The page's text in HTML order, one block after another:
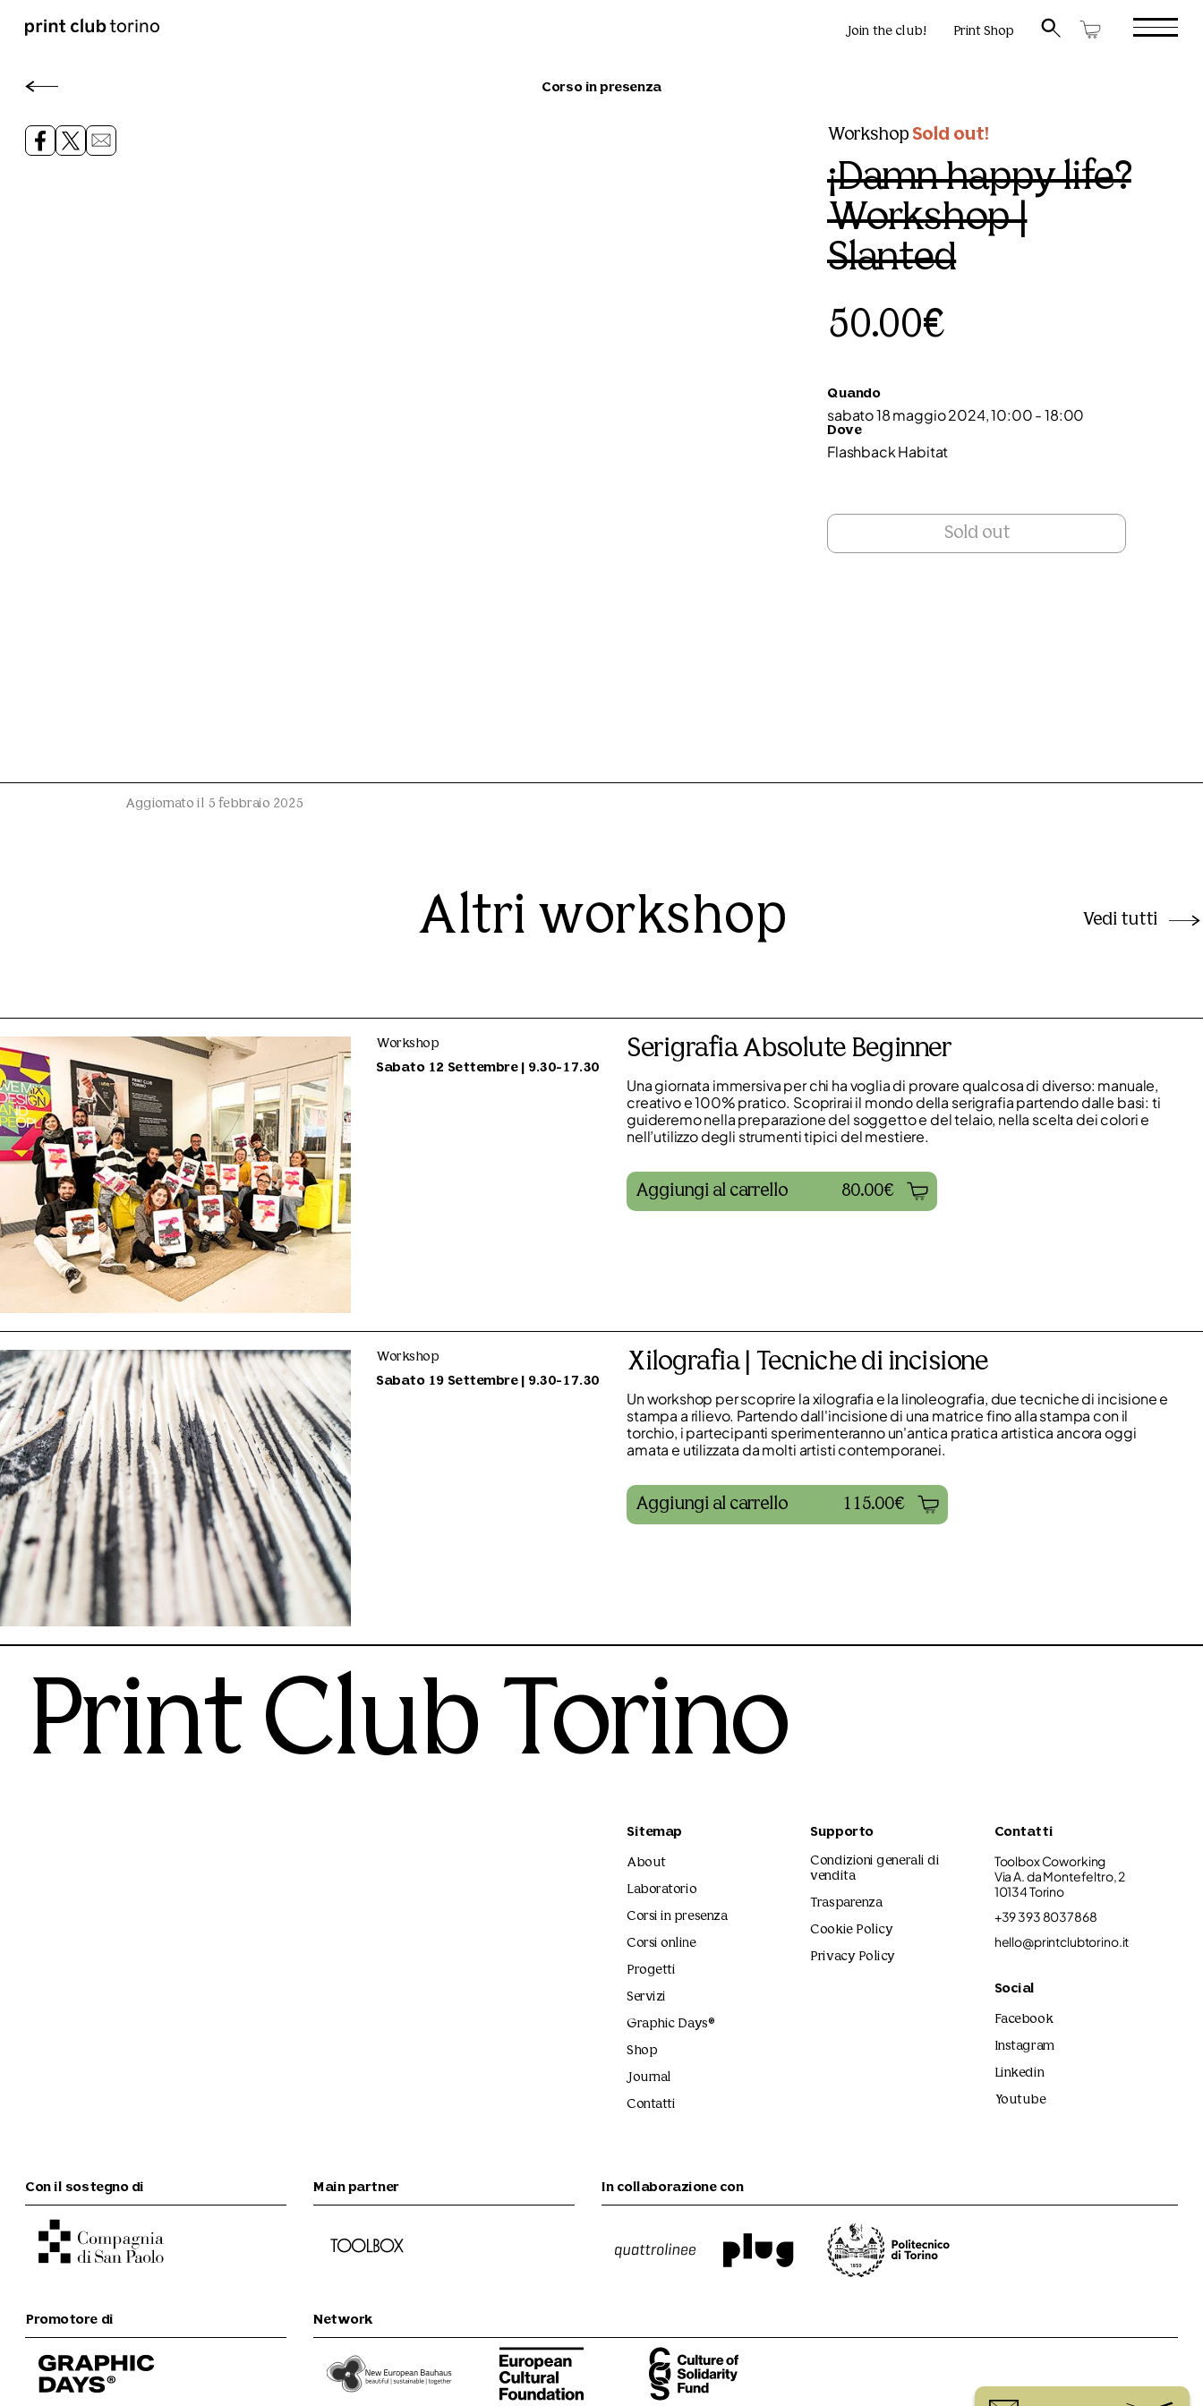
Join the club! Print Shop
Corso in presenza
Workshop Sold out!
¡Damn happy life?
Workshop |
Slanted
50.00€
Quando
sabato 18 maggio 2024, 10:00 - 18:00
Dove
Flashback Habitat
Sold out
Aggiornato il 5 febbraio 2025
Altri workshop
Workshop
Sabato 12 Settembre | 9.30-17.30
Serigrafia Absolute Beginner
Una giornata immersiva per chi ha voglia di provare qualcosa di diverso: manuale,
creativo e 100% pratico. Scoprirai il mondo della serigrafia partendo dalle basi: ti
guideremo nella preparazione del soggetto e del telaio, nella scelta dei colori e
nell’utilizzo degli strumenti tipici del mestiere.
Aggiungi al carrello 80.00€
Workshop
Sabato 19 Settembre | 9.30-17.30
Xilografia | Tecniche di incisione
Un workshop per scoprire la xilografia e la linoleografia, due tecniche di incisione e
stampa a rilievo. Partendo dall'incisione di una matrice fino alla stampa con il
torchio, i partecipanti sperimenteranno un'antica pratica artistica ancora oggi
amata e utilizzata da molti artisti contemporanei.
Aggiungi al carrello 115.00€
Vedi tutti
Print Club Torino
Sitemap
About
Laboratorio
Corsi in presenza
Corsi online
Progetti
Servizi
Graphic Days®
Shop
Journal
Contatti
Supporto
Condizioni generali di
vendita
Trasparenza
Cookie Policy
Privacy Policy
Contatti
Toolbox Coworking
Via A. da Montefeltro, 2
10134 Torino
+39 393 8037868
hello@printclubtorino.it
Social
Facebook
Instagram
Linkedin
Youtube
Con il sostegno di Main partner In collaborazione con
Promotore di Network